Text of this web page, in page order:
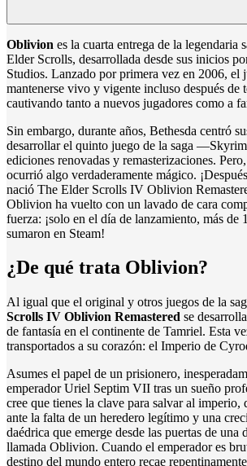
Oblivion es la cuarta entrega de la legendaria
Elder Scrolls, desarrollada desde sus inicios
Studios. Lanzado por primera vez en 2006, el
mantenerse vivo y vigente incluso después de
cautivando tanto a nuevos jugadores como a
Sin embargo, durante años, Bethesda centró
desarrollar el quinto juego de la saga
ediciones renovadas y remasterizaciones.
ocurrió algo verdaderamente mágico.
nació The Elder Scrolls IV Oblivion
Oblivion ha vuelto con un lavado de cara
fuerza: ¡solo en el día de lanzamiento, más de
sumaron en Steam!
¿De qué trata Oblivion?
Al igual que el original y otros juegos de la
Scrolls IV Oblivion Remastered se
de fantasía en el continente de Tamriel. Esta
transportados a su corazón: el Imperio de
Asumes el papel de un prisionero,
emperador Uriel Septim VII tras un sueño
cree que tienes la clave para salvar al imperio,
ante la falta de un heredero legítimo y una
daédrica que emerge desde las puertas de una
llamada Oblivion. Cuando el emperador es
destino del mundo entero recae